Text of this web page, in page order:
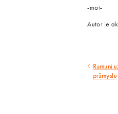
-mot-
Autor je
Rumuni
průmyslu